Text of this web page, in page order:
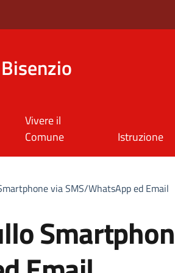
Vivere il
Comune
Istruzione
via SMS/WhatsApp ed Email